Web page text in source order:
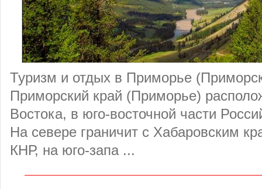
Туризм и отдых в Приморье
Приморский край (Приморье)
Востока, в юго-восточной части
На севере граничит с Хабаровским
КНР, на юго-запа ...